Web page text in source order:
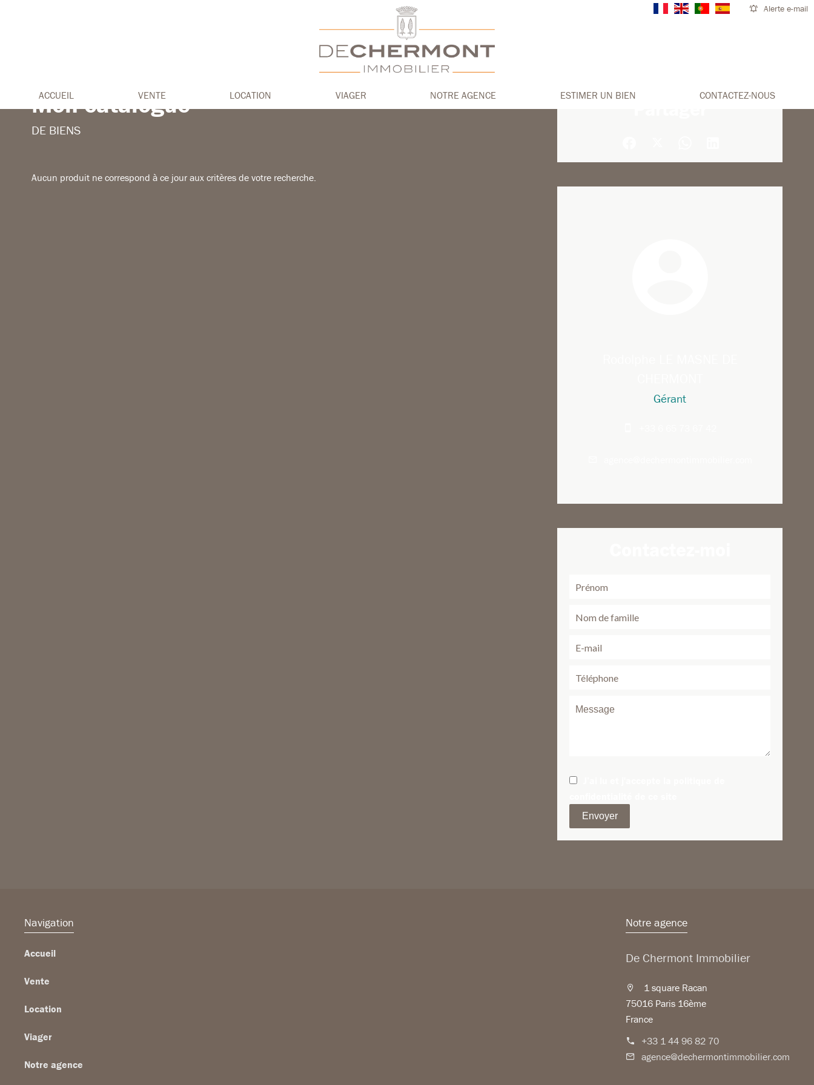
Alerte e-mail
ACCUEIL VENTE LOCATION VIAGER NOTRE AGENCE ESTIMER UN BIEN CONTACTEZ-NOUS
Mon catalogue
DE BIENS
Aucun produit ne correspond à ce jour aux critères de votre recherche.
Gérant
Envoyer
Navigation
Accueil
Vente
Location
Viager
Notre agence
Notre agence
De Chermont Immobilier
1 square Racan
75016 Paris 16ème
France
+33 1 44 96 82 70
agence@dechermontimmobilier.com